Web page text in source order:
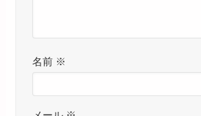
名前 ※